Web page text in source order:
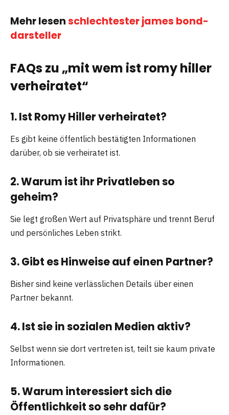
Mehr lesenschlechtester james bond-
darsteller
FAQs zu „mit wem ist romy hiller
verheiratet“
1. Ist Romy Hiller verheiratet?
Es gibt keine öffentlich bestätigten Informationen
darüber, ob sie verheiratet ist.
2. Warum ist ihr Privatleben so
geheim?
Sie legt großen Wert auf Privatsphäre und trennt Beruf
und persönliches Leben strikt.
3. Gibt es Hinweise auf einen Partner?
Bisher sind keine verlässlichen Details über einen
Partner bekannt.
4. Ist sie in sozialen Medien aktiv?
Selbst wenn sie dort vertreten ist, teilt sie kaum private
Informationen.
5. Warum interessiert sich die
Öffentlichkeit so sehr dafür?